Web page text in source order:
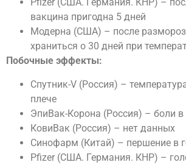
вакцина пригодна 5 дней
Модерна (США) – после
храниться о 30 дней при
Побочные эффекты:
Cпутник-V (Россия) –
плече
ЭпиВак-Корона (Россия) – боли в
КовиВак (Россия) – нет данных
Синофарм (Китай) – першение в
Pfizer (CША. Германия. КНР) –